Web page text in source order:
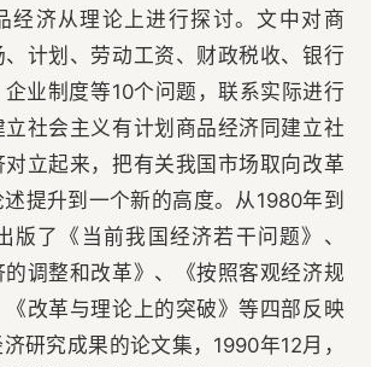
经济从理论上进行探讨。文中对商
计划、劳动工资、财政税收、银行
业制度等10个问题，联系实际进行
社会主义有计划商品经济同建立社
立起来，把有关我国市场取向改革
提升到一个新的高度。从1980年到
版了《当前我国经济若干问题》、
的调整和改革》、《按照客观经济规
改革与理论上的突破》等四部反映
研究成果的论文集，1990年12月，